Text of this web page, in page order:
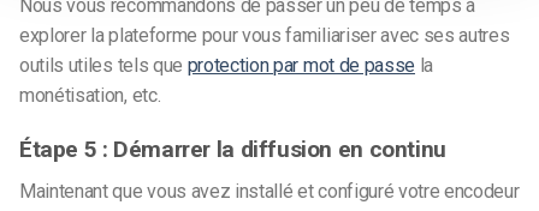
Nous vous recommandons de passer un peu de temps à
explorer la plateforme pour vous familiariser avec ses autres
outils utiles tels que protection par mot de passe la
monétisation, etc.
Étape 5 : Démarrer la diffusion en continu
Maintenant que vous avez installé et configuré votre encodeur